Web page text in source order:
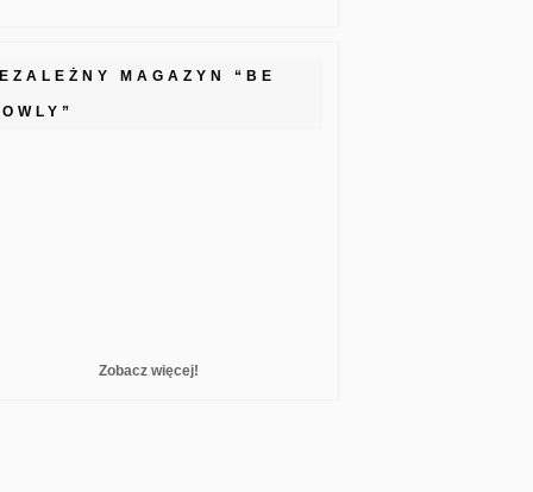
MAGAZYN “BE
Zobacz więcej!